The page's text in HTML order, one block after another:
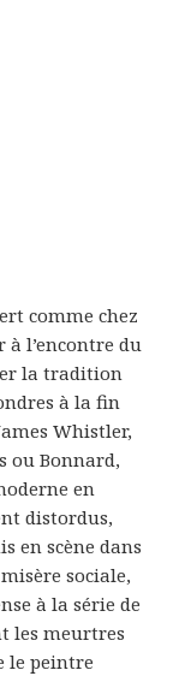
comme chez
à l’encontre du
la tradition
à la fin
Whistler,
ou Bonnard,
en
distordus,
en scène dans
sociale,
à la série de
les meurtres
le peintre